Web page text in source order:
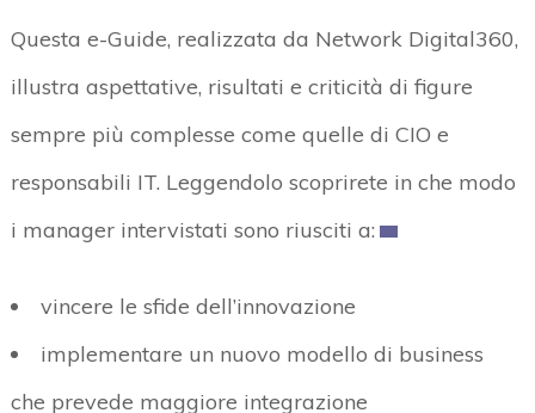
Questa e-Guide, realizzata da Network Digital360,
illustra aspettative, risultati e criticità di figure
sempre più complesse come quelle di CIO e
responsabili IT. Leggendolo scoprirete in che modo
i manager intervistati sono riusciti a:
vincere le sfide dell’innovazione
implementare un nuovo modello di business
che prevede maggiore integrazione